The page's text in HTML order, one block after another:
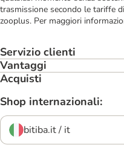
trasmissione secondo le tariffe
zooplus. Per maggiori
Servizio clienti
Vantaggi
Acquisti
Shop internazionali:
bitiba.it / it